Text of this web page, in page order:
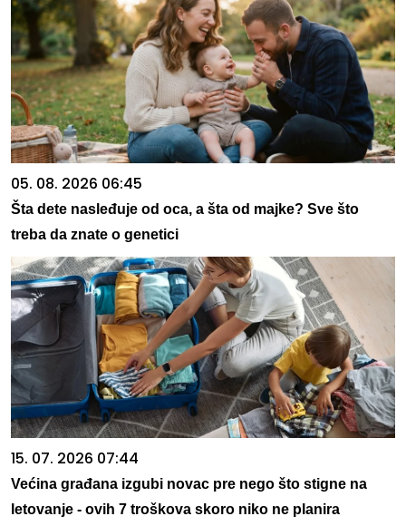
05. 08. 2026 06:45
Šta dete nasleđuje od oca, a šta od majke? Sve što
treba da znate o genetici
15. 07. 2026 07:44
Većina građana izgubi novac pre nego što stigne na
letovanje - ovih 7 troškova skoro niko ne planira